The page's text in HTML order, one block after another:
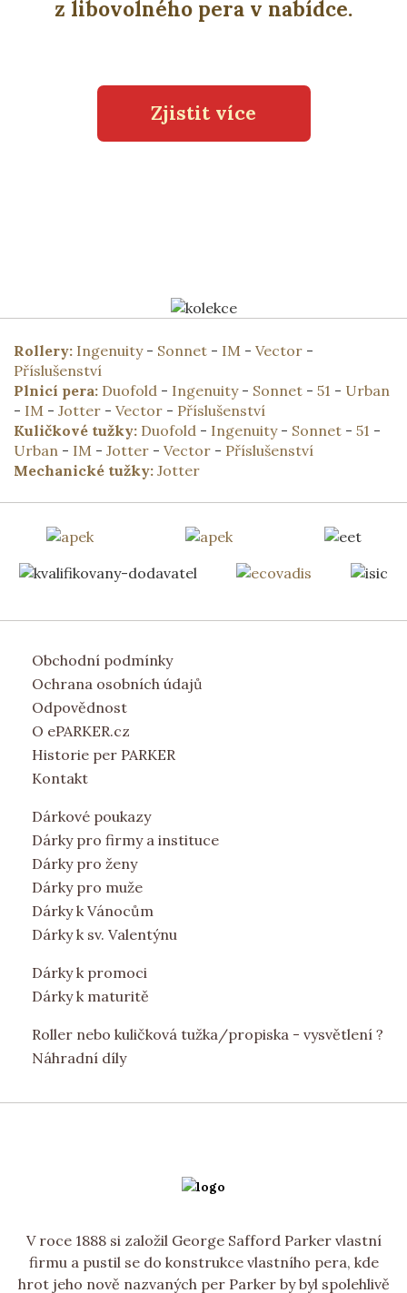
z libovolného pera v nabídce.
Zjistit více
Rollery: Ingenuity- Sonnet - IM - Vector -
Příslušenství
Plnicí pera: Duofold - Ingenuity- Sonnet - 51 - Urban
- IM - Jotter - Vector - Příslušenství
Kuličkové tužky: Duofold - Ingenuity- Sonnet - 51 -
Urban - IM - Jotter - Vector - Příslušenství
Mechanické tužky: Jotter
Obchodní podmínky
Ochrana osobních údajů
Odpovědnost
O ePARKER.cz
Historie per PARKER
Kontakt
Dárkové poukazy
Dárky pro firmy a instituce
Dárky pro ženy
Dárky pro muže
Dárky k Vánocům
Dárky k sv. Valentýnu
Dárky k promoci
Dárky k maturitě
Roller nebo kuličková tužka/propiska - vysvětlení ?
Náhradní díly
V roce 1888 si založil George Safford Parker vlastní
firmu a pustil se do konstrukce vlastního pera, kde
hrot jeho nově nazvaných per Parker by byl spolehlivě